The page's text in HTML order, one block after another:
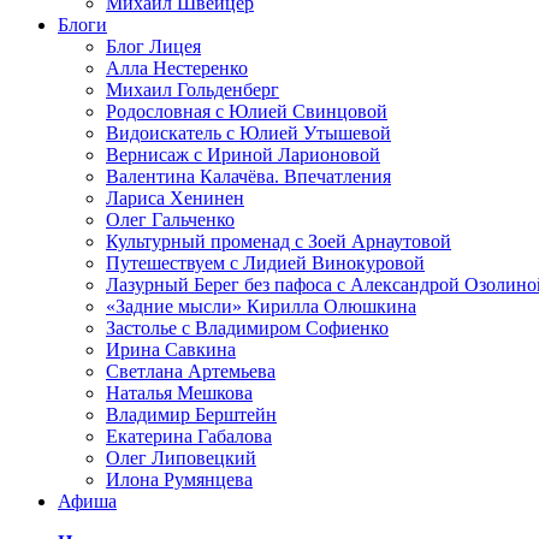
Блоги
Блог Лицея
Алла Нестеренко
Михаил Гольденберг
Родословная с Юлией Свинцовой
Видоискатель с Юлией Утышевой
Вернисаж с Ириной Ларионовой
Валентина Калачёва. Впечатления
Лариса Хенинен
Олег Гальченко
Культурный променад с Зоей Арнаутовой
Путешествуем с Лидией Винокуровой
Лазурный Берег без пафоса с Александрой
«Задние мысли» Кирилла Олюшкина
Застолье с Владимиром Софиенко
Ирина Савкина
Светлана Артемьева
Наталья Мешкова
Владимир Берштейн
Екатерина Габалова
Олег Липовецкий
Илона Румянцева
Афиша